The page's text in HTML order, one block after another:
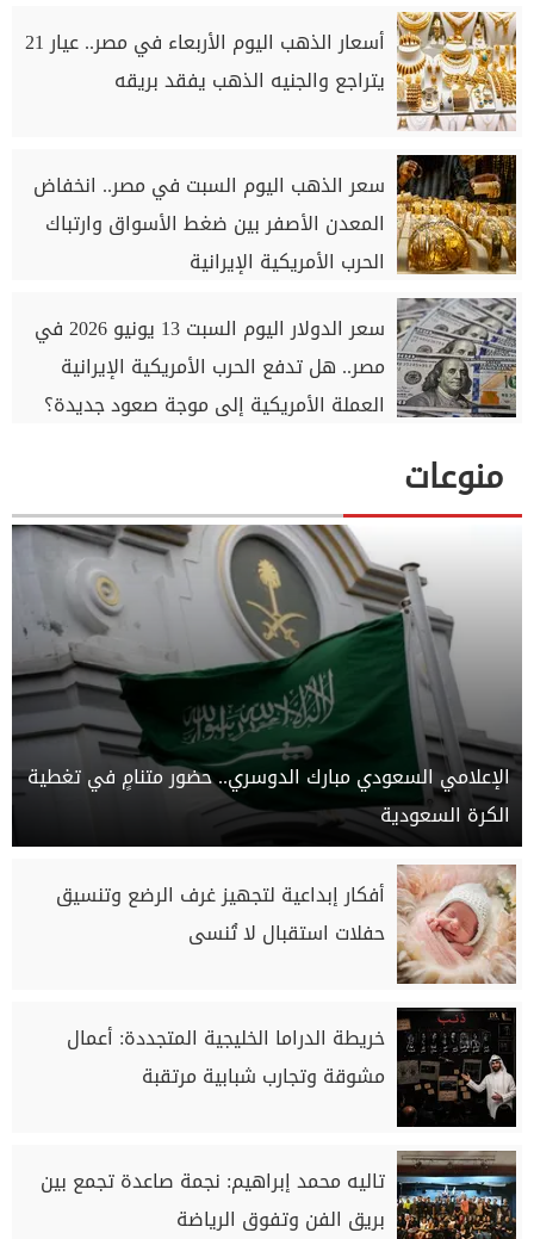
أسعار الذهب اليوم الأربعاء في مصر.. عيار 21
يتراجع والجنيه الذهب يفقد بريقه
سعر الذهب اليوم السبت في مصر.. انخفاض
المعدن الأصفر بين ضغط الأسواق وارتباك
الحرب الأمريكية الإيرانية
سعر الدولار اليوم السبت 13 يونيو 2026 في
مصر.. هل تدفع الحرب الأمريكية الإيرانية
العملة الأمريكية إلى موجة صعود جديدة؟
منوعات
الإعلامي السعودي مبارك الدوسري.. حضور متنامٍ في تغطية
الكرة السعودية
أفكار إبداعية لتجهيز غرف الرضع وتنسيق
حفلات استقبال لا تُنسى
خريطة الدراما الخليجية المتجددة: أعمال
مشوقة وتجارب شبابية مرتقبة
تاليه محمد إبراهيم: نجمة صاعدة تجمع بين
بريق الفن وتفوق الرياضة